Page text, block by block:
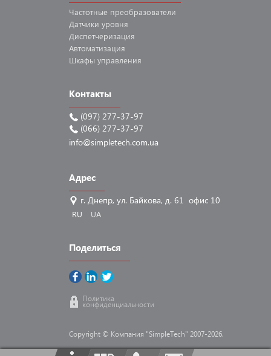
Частотные преобразователи
Датчики уровня
Диспетчеризация
Автоматизация
Шкафы управления
Контакты
(097) 277-37-97
(066) 277-37-97
info@simpletech.com.ua
Адрес
г. Днепр, ул. Байкова, д. 61 офис 10
RU UA
Поделиться
Политика
конфиденциальности
Copyright © Компания "SimpleTech" 2007-2026.